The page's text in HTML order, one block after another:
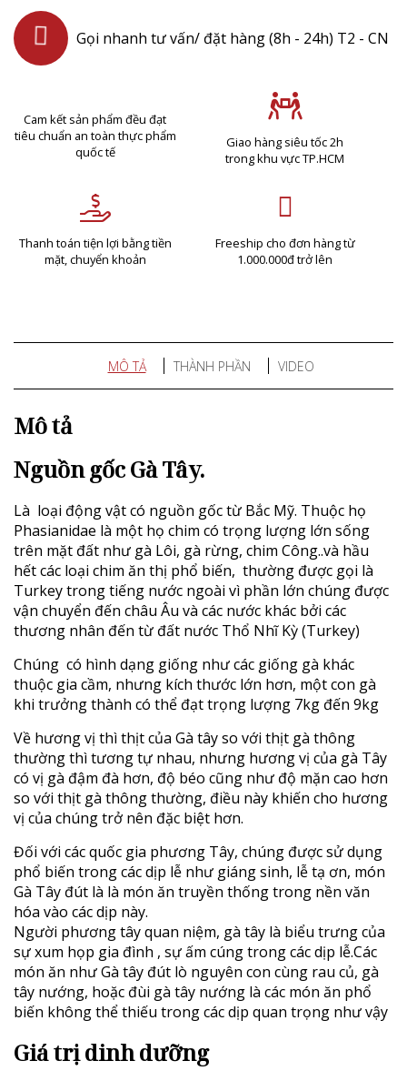
Gọi nhanh tư vấn/ đặt hàng (8h - 24h) T2 - CN
Cam kết sản phẩm đều đạt
tiêu chuẩn an toàn thực phẩm
quốc tế
Giao hàng siêu tốc 2h
trong khu vực TP.HCM
Thanh toán tiện lợi bằng tiền
mặt, chuyển khoản
Freeship cho đơn hàng từ
1.000.000đ trở lên
MÔ TẢ THÀNH PHẦN VIDEO
Mô tả
Nguồn gốc Gà Tây.
Là loại động vật có nguồn gốc từ Bắc Mỹ. Thuộc họ
Phasianidae là một họ chim có trọng lượng lớn sống
trên mặt đất như gà Lôi, gà rừng, chim Công..và hầu
hết các loại chim ăn thị phổ biến, thường được gọi là
Turkey trong tiếng nước ngoài vì phần lớn chúng được
vận chuyển đến châu Âu và các nước khác bởi các
thương nhân đến từ đất nước Thổ Nhĩ Kỳ (Turkey)
Chúng có hình dạng giống như các giống gà khác
thuộc gia cầm, nhưng kích thước lớn hơn, một con gà
khi trưởng thành có thể đạt trọng lượng 7kg đến 9kg
Về hương vị thì thịt của Gà tây so với thịt gà thông
thường thì tương tự nhau, nhưng hương vị của gà Tây
có vị gà đậm đà hơn, độ béo cũng như độ mặn cao hơn
so với thịt gà thông thường, điều này khiến cho hương
vị của chúng trở nên đặc biệt hơn.
Đối với các quốc gia phương Tây, chúng được sử dụng
phổ biến trong các dịp lễ như giáng sinh, lễ tạ ơn, món
Gà Tây đút là là món ăn truyền thống trong nền văn
hóa vào các dịp này.
Người phương tây quan niệm, gà tây là biểu trưng của
sự xum họp gia đình , sự ấm cúng trong các dịp lễ.Các
món ăn như Gà tây đút lò nguyên con cùng rau củ, gà
tây nướng, hoặc đùi gà tây nướng là các món ăn phổ
biến không thể thiếu trong các dịp quan trọng như vậy
Giá trị dinh dưỡng